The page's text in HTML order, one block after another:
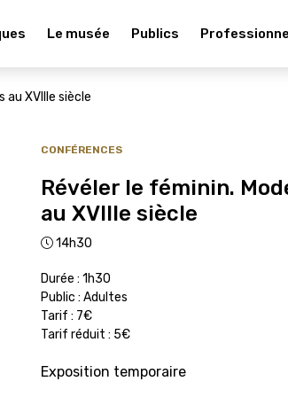
Le musée Publics
au XVIIIe siècle
CONFÉRENCES
Révéler le féminin.
au XVIIIe siècle
14h30
Durée : 1h30
Public : Adultes
Tarif : 7€
Tarif réduit : 5€
Exposition temporaire